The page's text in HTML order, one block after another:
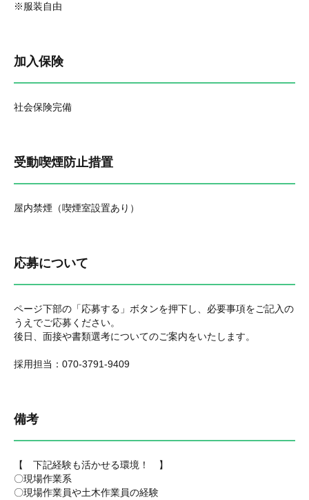
※服装自由
加入保険
社会保険完備
受動喫煙防止措置
屋内禁煙（喫煙室設置あり）
応募について
ページ下部の「応募する」ボタンを押下し、必要事項をご記入の
うえでご応募ください。
後日、面接や書類選考についてのご案内をいたします。
採用担当：070-3791-9409
備考
【 下記経験も活かせる環境！ 】
〇現場作業系
〇現場作業員や土木作業員の経験